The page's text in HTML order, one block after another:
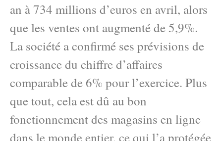
an à 734 millions d’euros en avril, alors
que les ventes ont augmenté de 5,9%.
La société a confirmé ses prévisions de
croissance du chiffre d’affaires
comparable de 6% pour l’exercice. Plus
que tout, cela est dû au bon
fonctionnement des magasins en ligne
dans le monde entier, ce qui l’a protégée